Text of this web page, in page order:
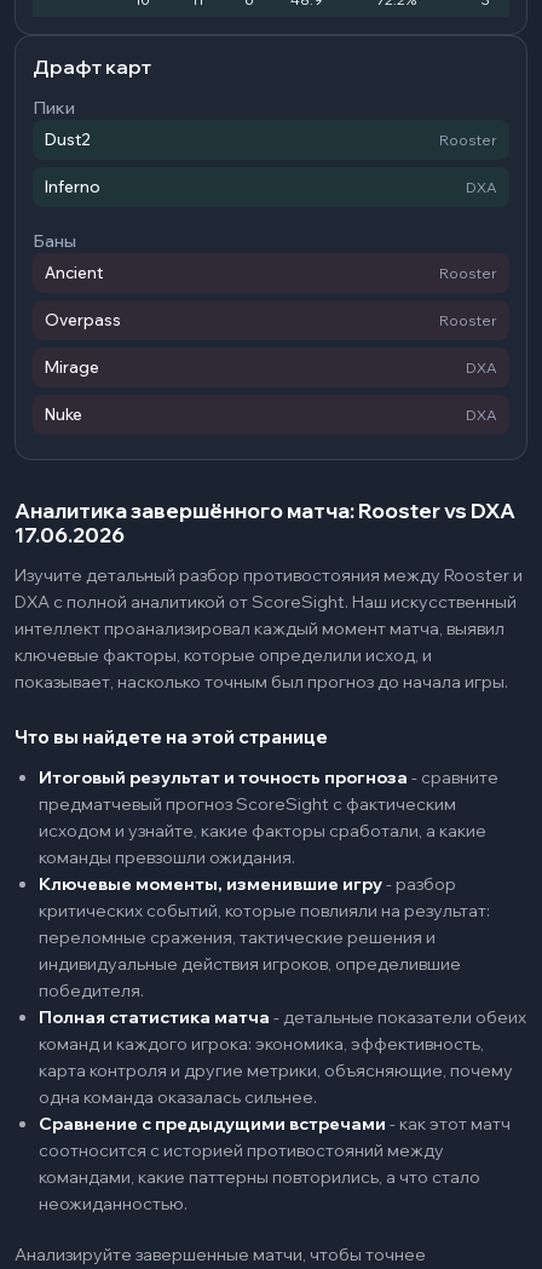
Драфт карт
Пики
Dust2 Rooster
Inferno DXA
Баны
Ancient Rooster
Overpass Rooster
Mirage DXA
Nuke DXA
Аналитика завершённого матча: Rooster vs DXA
17.06.2026
Изучите детальный разбор противостояния между Rooster и
DXA с полной аналитикой от ScoreSight. Наш искусственный
интеллект проанализировал каждый момент матча, выявил
ключевые факторы, которые определили исход, и
показывает, насколько точным был прогноз до начала игры.
Что вы найдете на этой странице
Итоговый результат и точность прогноза - сравните
предматчевый прогноз ScoreSight с фактическим
исходом и узнайте, какие факторы сработали, а какие
команды превзошли ожидания.
Ключевые моменты, изменившие игру- разбор
критических событий, которые повлияли на результат:
переломные сражения, тактические решения и
индивидуальные действия игроков, определившие
победителя.
Полная статистика матча - детальные показатели обеих
команд и каждого игрока: экономика, эффективность,
карта контроля и другие метрики, объясняющие, почему
одна команда оказалась сильнее.
Сравнение с предыдущими встречами - как этот матч
соотносится с историей противостояний между
командами, какие паттерны повторились, а что стало
неожиданностью.
Анализируйте завершенные матчи, чтобы точнее